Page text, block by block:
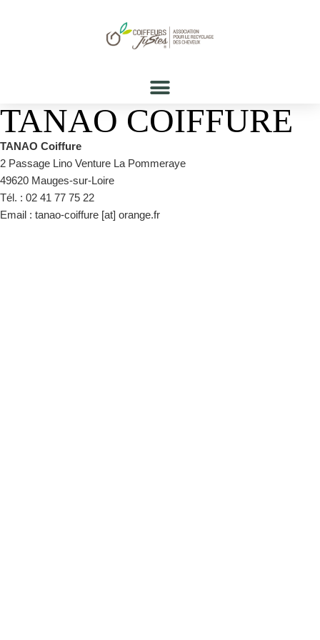
TANAO COIFFURE
TANAO Coiffure
2 Passage Lino Venture La Pommeraye
49620 Mauges-sur-Loire
Tél. : 02 41 77 75 22
Email : tanao-coiffure [at] orange.fr